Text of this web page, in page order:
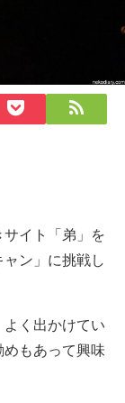
イト「弟」を
ン」に挑戦し
く出かけてい
もあって興味